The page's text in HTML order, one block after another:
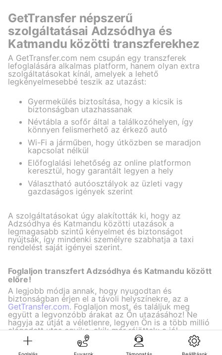
GetTransfer népszerű
szolgáltatásai Adzsódhya és
Katmandu közötti transzferekhez
A GetTransfer.com nem csupán egy transzferek
lefoglalására alkalmas platform, hanem olyan extra
szolgáltatásokat kínál, amelyek a lehető
legkényelmesebbé teszik az utazást:
Gyermekülés biztosítása, hogy a kicsik is
biztonságban utazhassanak
Névtábla a sofőr által a találkozóhelyen, így
könnyen felismerhető az érkező autó
Wi-Fi a járműben, hogy útközben se maradjon
kapcsolat nélkül
Előfoglalási lehetőség az online platformon
keresztül, hogy garantált legyen a hely
Választható autóosztályok az üzleti vagy
gazdaságos igények szerint
A szolgáltatásokat úgy alakították ki, hogy az
Adzsódhya és Katmandu közötti utazások a
legmagasabb szintű kényelmet és biztonságot
nyújtsák, így mindenki személyre szabhatja a taxi
rendelést saját igényei szerint.
Foglaljon transzfert Adzsódhya és Katmandu között
előre!
A legjobb módja annak, hogy nyugodtan és
biztonságban érjen el a távoli helyszínekre, az a
GetTransfer.com. Foglaljon most, és találjuk meg
együtt a legvonzóbb árakat az Ön utazásához! Ne
hagyja az útját a véletlenre, legyen Ön is a több millió
elégedett utas egyike, akik már rájöttek: a jól
szervezett transzfer fél siker.